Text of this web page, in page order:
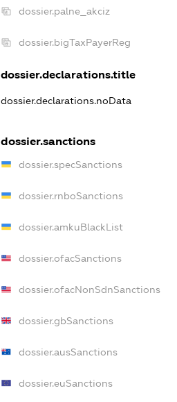
dossier.palne_akciz
dossier.bigTaxPayerReg
dossier.declarations.title
dossier.declarations.noData
dossier.sanctions
dossier.specSanctions
dossier.rnboSanctions
dossier.amkuBlackList
dossier.ofacSanctions
dossier.ofacNonSdnSanctions
dossier.gbSanctions
dossier.ausSanctions
dossier.euSanctions